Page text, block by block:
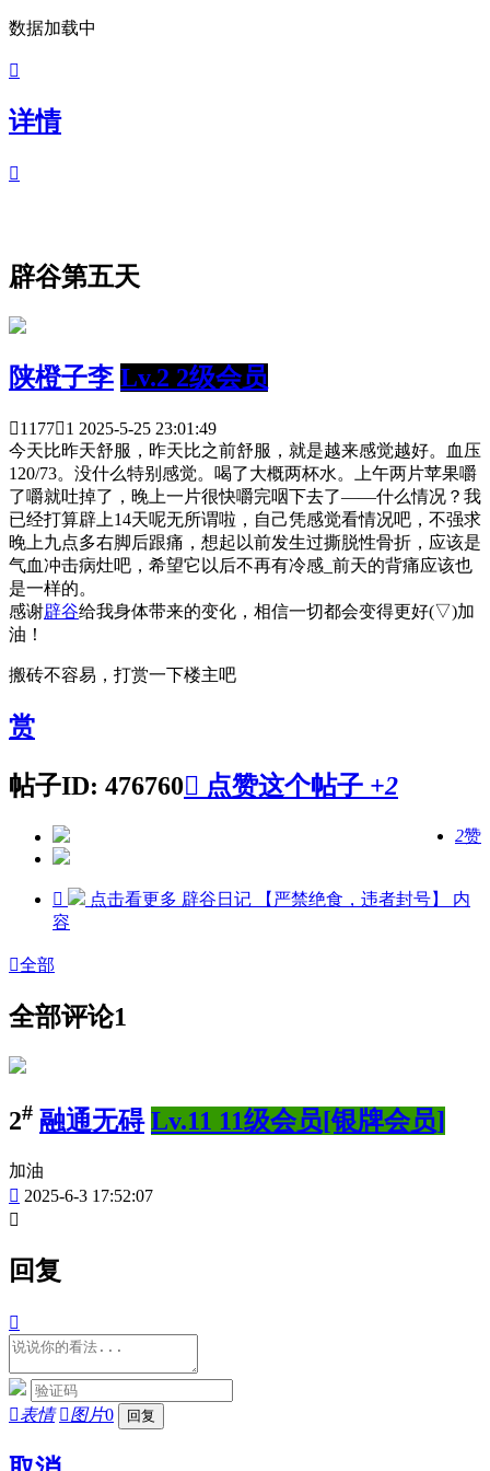
数据加载中

详情

辟谷第五天
陕橙子李 Lv.2 2级会员
11771 2025-5-25 23:01:49
今天比昨天舒服，昨天比之前舒服，就是越来感觉越好。血压
120/73。没什么特别感觉。喝了大概两杯水。上午两片苹果嚼
了嚼就吐掉了，晚上一片很快嚼完咽下去了——什么情况？我
已经打算辟上14天呢无所谓啦，自己凭感觉看情况吧，不强求
晚上九点多右脚后跟痛，想起以前发生过撕脱性骨折，应该是
气血冲击病灶吧，希望它以后不再有冷感_前天的背痛应该也
是一样的。
感谢辟谷给我身体带来的变化，相信一切都会变得更好(▽)加
油！
搬砖不容易，打赏一下楼主吧
赏
帖子ID: 476760 点赞这个帖子 +2
2赞
 点击看更多 辟谷日记 【严禁绝食，违者封号】
内
容
全部
全部评论1
2# 融通无碍 Lv.11 11级会员[银牌会员]
加油
 2025-6-3 17:52:07

回复

表情 图片0